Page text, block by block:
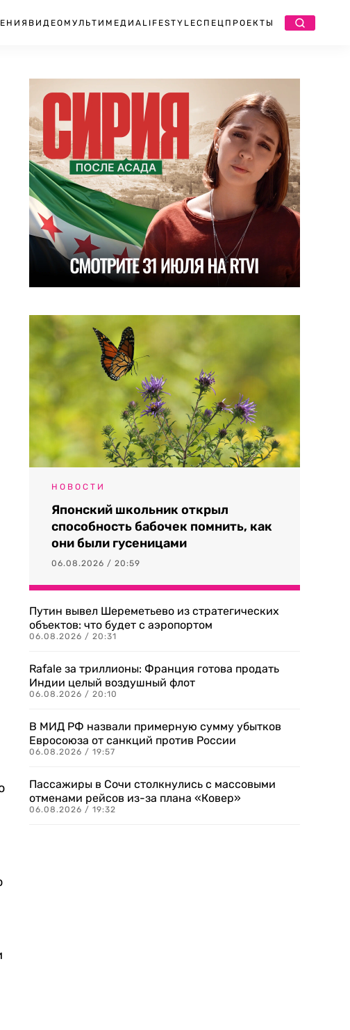
ВИДЕО МУЛЬТИМЕДИА LIFESTYLEСПЕЦПРОЕКТЫ
НОВОСТИ
Японский школьник открыл
способность бабочек помнить, как
они были гусеницами
06.08.2026 / 20:59
Путин вывел Шереметьево из стратегических
объектов: что будет с аэропортом
06.08.2026 / 20:31
Rafale за триллионы: Франция готова продать
Индии целый воздушный флот
06.08.2026 / 20:10
В МИД РФ назвали примерную сумму убытков
Евросоюза от санкций против России
06.08.2026 / 19:57
Пассажиры в Сочи столкнулись с массовыми
отменами рейсов из-за плана «Ковер»
06.08.2026 / 19:32